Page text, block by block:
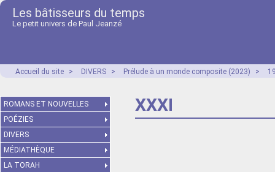
Les bâtisseurs du temps
Le petit univers de Paul Jeanzé
Accueil du site > DIVERS > Prélude à un monde composite (2023) >
XXXI
ROMANS ET NOUVELLES
POÉZIES
DIVERS
MÉDIATHÈQUE
LA TORAH